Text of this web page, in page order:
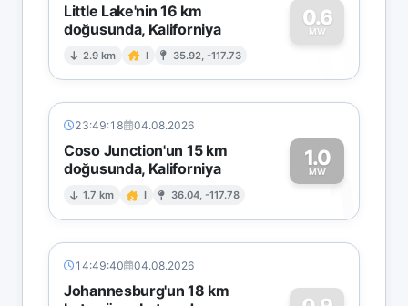
Little Lake'nin 16 km
doğusunda, Kaliforniya
2.9 km I 35.92, -117.73
0.6
MW
0
23:49:18 04.08.2026
Coso Junction'un 15 km
doğusunda, Kaliforniya
1.7 km I 36.04, -117.78
1.0
MW1
14:49:40 04.08.2026
Johannesburg'un 18 km